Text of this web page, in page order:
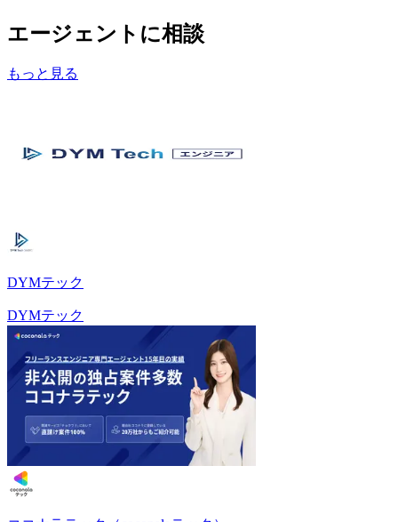
エージェントに相談
もっと見る
DYMテック
DYMテック